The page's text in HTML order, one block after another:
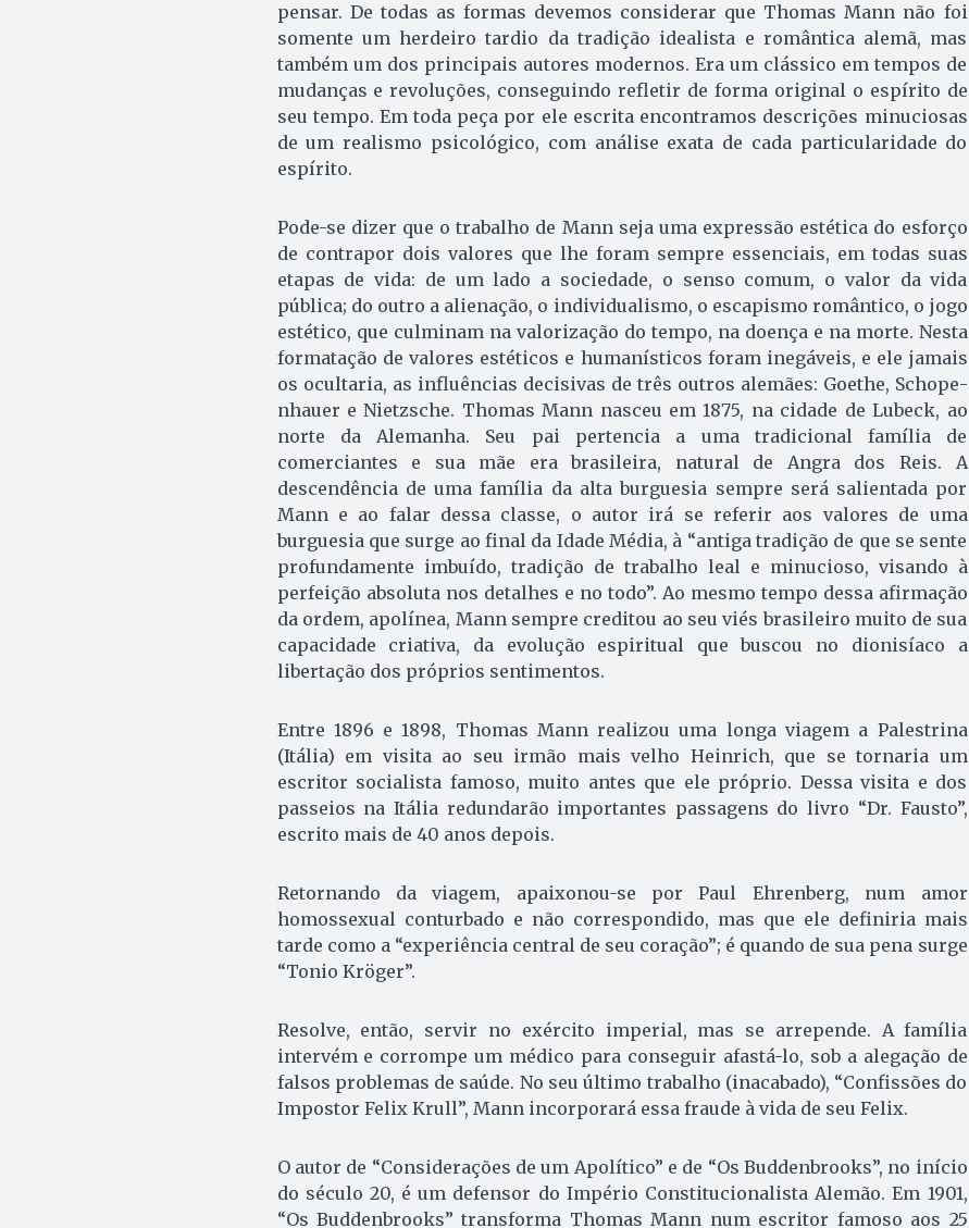
pensar. De todas as formas devemos considerar que Thomas Mann não foi
somente um herdeiro tardio da tradição idealista e romântica alemã, mas
também um dos principais autores modernos. Era um clássico em tempos de
mudanças e revoluções, conseguindo refletir de forma original o espírito de
seu tempo. Em toda peça por ele escrita encontramos descrições minuciosas
de um realismo psicológico, com análise exata de cada particularidade do
espírito.
Pode-se dizer que o trabalho de Mann seja uma expressão estética do esforço
de contrapor dois valores que lhe foram sempre essenciais, em todas suas
etapas de vida: de um lado a sociedade, o senso comum, o valor da vida
pública; do outro a alienação, o individualismo, o escapismo romântico, o jogo
estético, que culminam na valorização do tempo, na doença e na morte. Nesta
formatação de valores estéticos e humanísticos foram inegáveis, e ele jamais
os ocultaria, as influências decisivas de três outros alemães: Goethe, Scho­pe­
nhauer e Nietzsche. Tho­mas Mann nasceu em 1875, na cidade de Lubeck, ao
norte da Alemanha. Seu pai pertencia a uma tradicional família de
comerciantes e sua mãe era brasileira, natural de Angra dos Reis. A
descendência de uma família da alta burguesia sempre será salientada por
Mann e ao falar dessa classe, o autor irá se referir aos valores de uma
burguesia que surge ao final da Idade Média, à “antiga tradição de que se sente
profundamente imbuído, tradição de trabalho leal e minucioso, visando à
perfeição absoluta nos detalhes e no todo”. Ao mesmo tempo dessa afirmação
da ordem, apolínea, Mann sempre creditou ao seu viés brasileiro muito de sua
capacidade criativa, da evolução espiritual que buscou no dionisíaco a
libertação dos próprios sentimentos.
Entre 1896 e 1898, Thomas Mann realizou uma longa viagem a Palestrina
(Itália) em visita ao seu irmão mais velho Heinrich, que se tornaria um
escritor socialista famoso, muito antes que ele próprio. Dessa visita e dos
passeios na Itália redundarão importantes passagens do livro “Dr. Fausto”,
escrito mais de 40 anos depois.
Retornando da viagem, apaixonou-se por Paul Ehrenberg, num amor
homossexual conturbado e não correspondido, mas que ele definiria mais
tarde como a “experiência central de seu coração”; é quando de sua pena surge
“Tonio Kröger”.
Resolve, então, servir no exército imperial, mas se arrepende. A família
intervém e corrompe um mé­dico para conseguir afastá-lo, sob a alegação de
falsos problemas de saúde. No seu último trabalho (inacabado), “Confissões do
Im­postor Felix Krull”, Mann incorporará essa fraude à vida de seu Felix.
O autor de “Considerações de um Apolítico” e de “Os Bud­den­brooks”, no início
do século 20, é um defensor do Império Cons­ti­tu­ci­onalista Alemão. Em 1901,
“Os Budden­brooks” transforma Tho­mas Mann num escritor famoso aos 25